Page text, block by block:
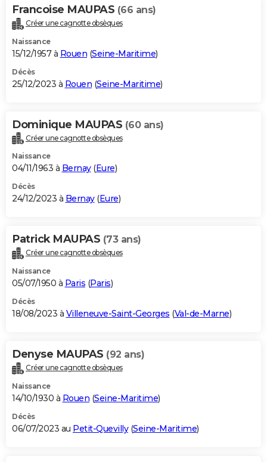
Francoise MAUPAS (66 ans)
Créer une cagnotte obsèques
Naissance
15/12/1957 à Rouen (Seine-Maritime)
Décès
25/12/2023 à Rouen (Seine-Maritime)
Dominique MAUPAS (60 ans)
Créer une cagnotte obsèques
Naissance
04/11/1963 à Bernay(Eure)
Décès
24/12/2023 à Bernay(Eure)
Patrick MAUPAS (73 ans)
Créer une cagnotte obsèques
Naissance
05/07/1950 à Paris (Paris)
Décès
18/08/2023 à Villeneuve-Saint-Georges (Val-de-Marne)
Denyse MAUPAS (92 ans)
Créer une cagnotte obsèques
Naissance
14/10/1930 à Rouen (Seine-Maritime)
Décès
06/07/2023 au Petit-Quevilly(Seine-Maritime)